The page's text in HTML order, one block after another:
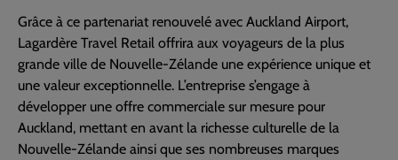
Grâce à ce partenariat renouvelé avec Auckland Airport,
Lagardère Travel Retail offrira aux voyageurs de la plus
grande ville de Nouvelle-Zélande une expérience unique et
une valeur exceptionnelle. L’entreprise s’engage à
développer une offre commerciale sur mesure pour
Auckland, mettant en avant la richesse culturelle de la
Nouvelle-Zélande ainsi que ses nombreuses marques